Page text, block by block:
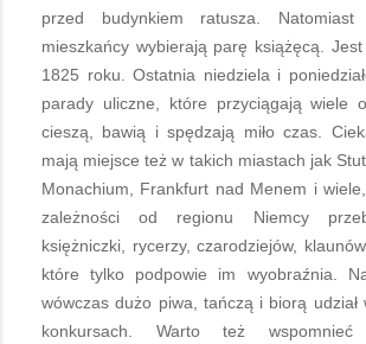
przed budynkiem ratusza.
mieszkańcy wybierają parę książęcą.
1825 roku. Ostatnia niedziela i
parady uliczne, które przyciągają wiele
cieszą, bawią i spędzają miło czas.
mają miejsce też w takich miastach jak
Monachium, Frankfurt nad Menem i
zależności od regionu Niemcy
księżniczki, rycerzy, czarodziejów,
które tylko podpowie im wyobraźnia.
wówczas dużo piwa, tańczą i biorą udział
konkursach. Warto też